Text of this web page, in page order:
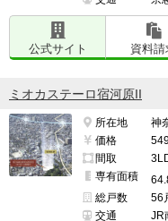
公式サイト 資料請
ミオカステーロ宿河原II
所在地
神
価格
間取
専有面積
総戸数
56
交通
JR